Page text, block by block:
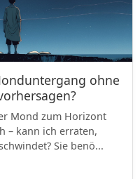
ohne
Mond zum Horizont
– kann ich erraten,
Sie benö...